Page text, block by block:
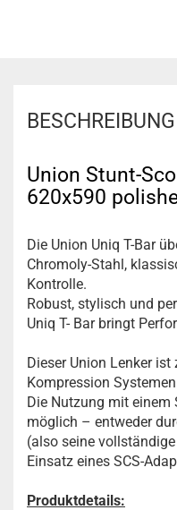
BESCHREIBUNG
Union Stunt-
620x590
Die Union Uniq T-Bar
Chromoly-Stahl,
Kontrolle.
Robust, stylisch und
Uniq T- Bar bringt
Dieser Union Lenker
Kompression
Die Nutzung mit einem
möglich – entweder
(also seine
Einsatz eines SCS-
Produktdetails: